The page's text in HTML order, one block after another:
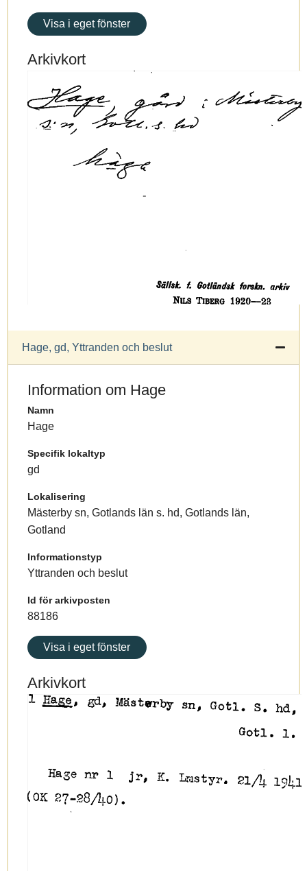
Visa i eget fönster
Arkivkort
Hage, gd, Yttranden och beslut
Information om Hage
Namn
Hage
Specifik lokaltyp
gd
Lokalisering
Mästerby sn, Gotlands län s. hd, Gotlands län,
Gotland
Informationstyp
Yttranden och beslut
Id för arkivposten
88186
Visa i eget fönster
Arkivkort